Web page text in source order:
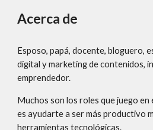
Acerca de
Esposo, papá, docente, bloguero,
digital y marketing de contenidos,
emprendedor.
Muchos son los roles que juego
es ayudarte a ser más productivo
herramientas tecnológicas.